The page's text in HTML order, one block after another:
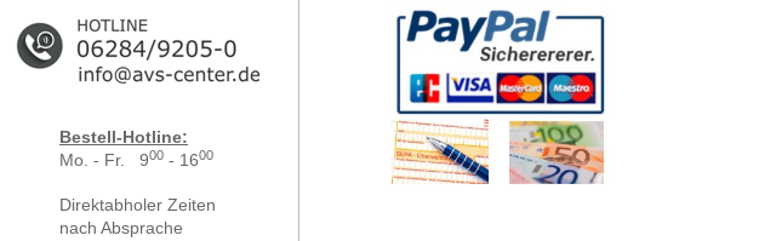
Bestell-Hotline:
Mo. - Fr. 900 - 1600
Direktabholer Zeiten
nach Absprache